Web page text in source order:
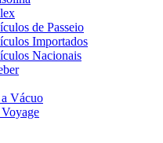
de Passeio
Importados
Nacionais
Vácuo